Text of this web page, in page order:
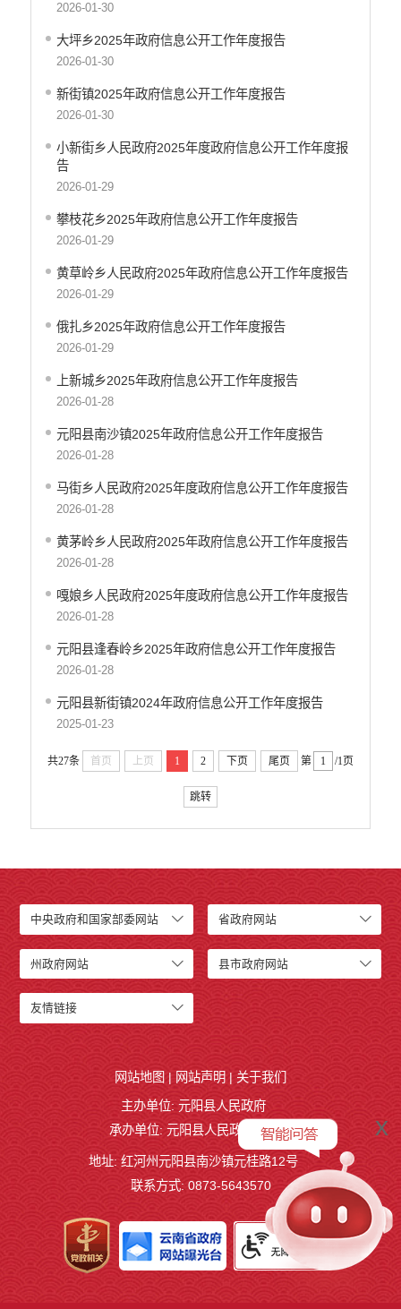
2026-01-30
大坪乡2025年政府信息公开工作年度报告
2026-01-30
新街镇2025年政府信息公开工作年度报告
2026-01-30
小新街乡人民政府2025年度政府信息公开工作年度报
告
2026-01-29
攀枝花乡2025年政府信息公开工作年度报告
2026-01-29
黄草岭乡人民政府2025年政府信息公开工作年度报告
2026-01-29
俄扎乡2025年政府信息公开工作年度报告
2026-01-29
上新城乡2025年政府信息公开工作年度报告
2026-01-28
元阳县南沙镇2025年政府信息公开工作年度报告
2026-01-28
马街乡人民政府2025年度政府信息公开工作年度报告
2026-01-28
黄茅岭乡人民政府2025年政府信息公开工作年度报告
2026-01-28
嘎娘乡人民政府2025年度政府信息公开工作年度报告
2026-01-28
元阳县逢春岭乡2025年政府信息公开工作年度报告
2026-01-28
元阳县新街镇2024年政府信息公开工作年度报告
2025-01-23
共27条 首页 上页 1 2 下页 尾页 第 /1页
跳转
中央政府和国家部委网站 省政府网站
州政府网站 县市政府网站
友情链接
x
网站地图 | 网站声明 | 关于我们
主办单位: 元阳县人民政府
承办单位: 元阳县人民政府办公室
地址: 红河州元阳县南沙镇元桂路12号
联系方式: 0873-5643570